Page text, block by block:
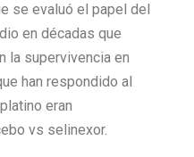
se evaluó el papel del
en décadas que
la supervivencia en
han respondido al
eran
vs selinexor.